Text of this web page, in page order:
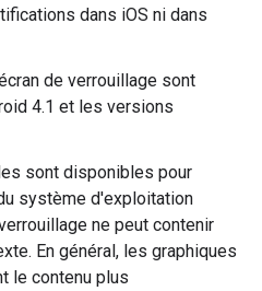
dans iOS ni dans
de verrouillage sont
4.1 et les versions
sont disponibles pour
système d'exploitation
ne peut contenir
En général, les graphiques
le contenu plus